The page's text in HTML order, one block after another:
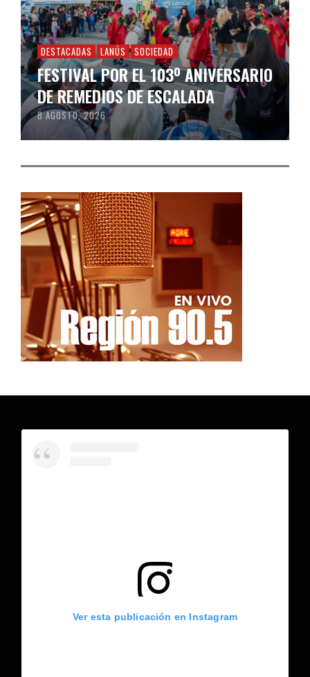
DESTACADAS LANÚS SOCIEDAD
FESTIVAL POR EL 103º ANIVERSARIO
DE REMEDIOS DE ESCALADA
8 AGOSTO, 2026
Ver esta publicación en Instagram